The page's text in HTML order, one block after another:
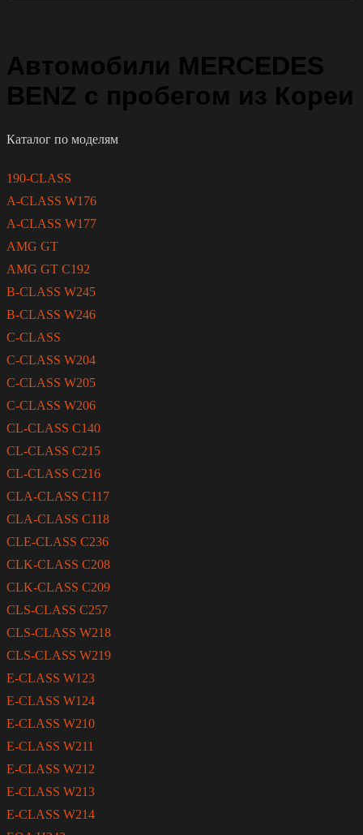
Автомобили MERCEDES
BENZ с пробегом из Кореи
Каталог по моделям
190-CLASS
A-CLASS W176
A-CLASS W177
AMG GT
AMG GT C192
B-CLASS W245
B-CLASS W246
C-CLASS
C-CLASS W204
C-CLASS W205
C-CLASS W206
CL-CLASS C140
CL-CLASS C215
CL-CLASS C216
CLA-CLASS C117
CLA-CLASS C118
CLE-CLASS C236
CLK-CLASS C208
CLK-CLASS C209
CLS-CLASS C257
CLS-CLASS W218
CLS-CLASS W219
E-CLASS W123
E-CLASS W124
E-CLASS W210
E-CLASS W211
E-CLASS W212
E-CLASS W213
E-CLASS W214